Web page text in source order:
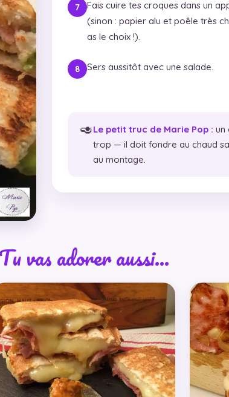
Fais cuire tes croques dans un
(sinon : papier alu et poêle très
as le choix !).
Sers aussitôt avec une salade.
🥑Le petit truc de Marie Pop : un
trop — il doit fondre au chaud
au montage.
Tu vas adorer aussi…